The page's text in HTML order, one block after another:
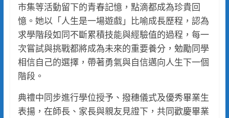
市集等活動留下的青春記憶，點滴都成為珍貴回
憶。她以「人生是一場遊戲」比喻成長歷程，認為
求學階段如同不斷累積技能與經驗值的過程，每一
次嘗試與挑戰都將成為未來的重要養分，勉勵同學
相信自己的選擇，帶著勇氣與自信邁向人生下一個
階段。
典禮中同步進行學位授予、撥穗儀式及優秀畢業生
表揚，在師長、家長與親友見證下，共同歡慶畢業